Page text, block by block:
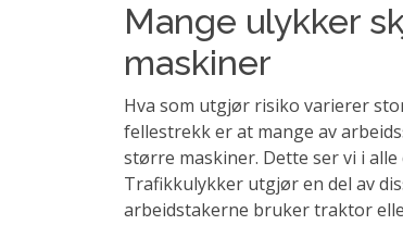
Mange ulykker
maskiner
Hva som utgjør risiko varierer
fellestrekk er at mange av
større maskiner. Dette ser vi i
Trafikkulykker utgjør en del av
arbeidstakerne bruker traktor